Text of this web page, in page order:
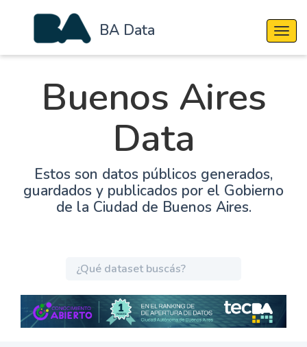
BA Data
Buenos Aires
Data
Estos son datos públicos generados,
guardados y publicados por el Gobierno
de la Ciudad de Buenos Aires.